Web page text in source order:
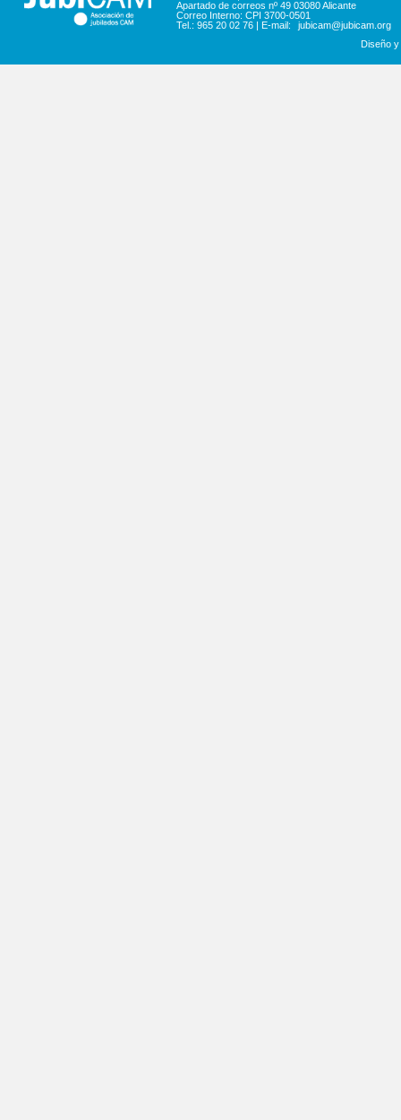
Apartado de correos nº 49 03080 Alicante
Correo Interno: CPI 3700-0501
Tel.: 965 20 02 76 | E-mail:
jubicam@jubicam.org
Diseño